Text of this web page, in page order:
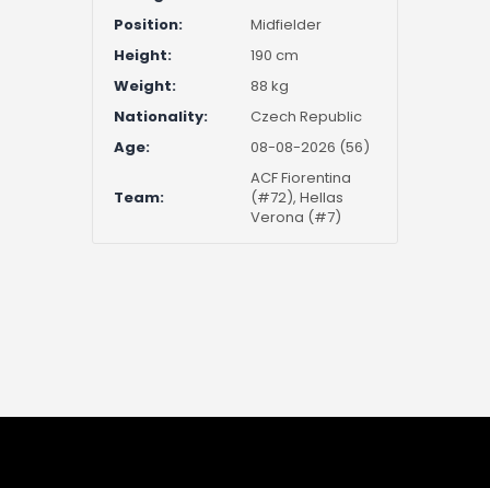
Position:
Midfielder
Height:
190 cm
Weight:
88 kg
Nationality:
Czech Republic
Age:
08-08-2026 (56)
Team:
ACF Fiorentina
(#72), Hellas
Verona (#7)